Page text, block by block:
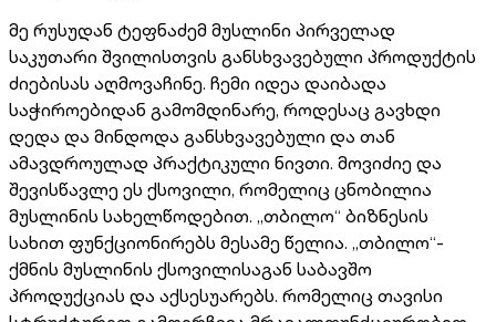
მე რუსუდან ტეფნაძემ მუსლინი პირველად
საკუთარი შვილისთვის განსხვავებული პროდუქტის
ძიებისას აღმოვაჩინე. ჩემი იდეა დაიბადა
საჭიროებიდან გამომდინარე, როდესაც გავხდი
დედა და მინდოდა განსხვავებული და თან
ამავდროულად პრაქტიკული ნივთი. მოვიძიე და
შევისწავლე ეს ქსოვილი, რომელიც ცნობილია
მუსლინის სახელწოდებით. „თბილო“ ბიზნესის
სახით ფუნქციონირებს მესამე წელია. „თბილო“-
ქმნის მუსლინის ქსოვილისაგან საბავშო
პროდუქციას და აქსესუარებს. რომელიც თავისი